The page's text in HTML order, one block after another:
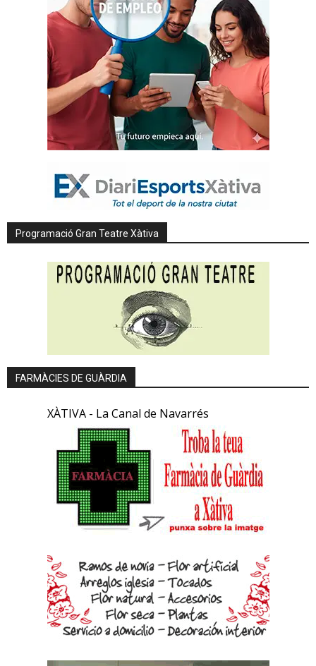
Programació Gran Teatre Xàtiva
FARMÀCIES DE GUÀRDIA
XÀTIVA - La Canal de Navarrés